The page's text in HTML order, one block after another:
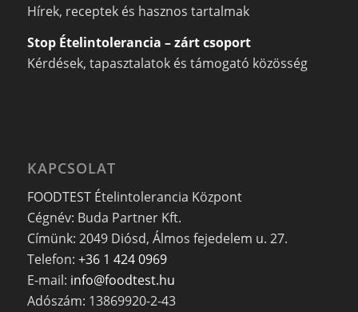
Hírek, receptek és hasznos tartalmak
Stop Ételintolerancia – zárt csoport
Kérdések, tapasztalatok és támogató közösség
KAPCSOLAT
FOODTEST Ételintolerancia Központ
Cégnév: Buda Partner Kft.
Címünk: 2049 Diósd, Álmos fejedelem u. 27.
Telefon: +36 1 424 0969
E-mail: info@foodtest.hu
Adószám: 13869920-2-43